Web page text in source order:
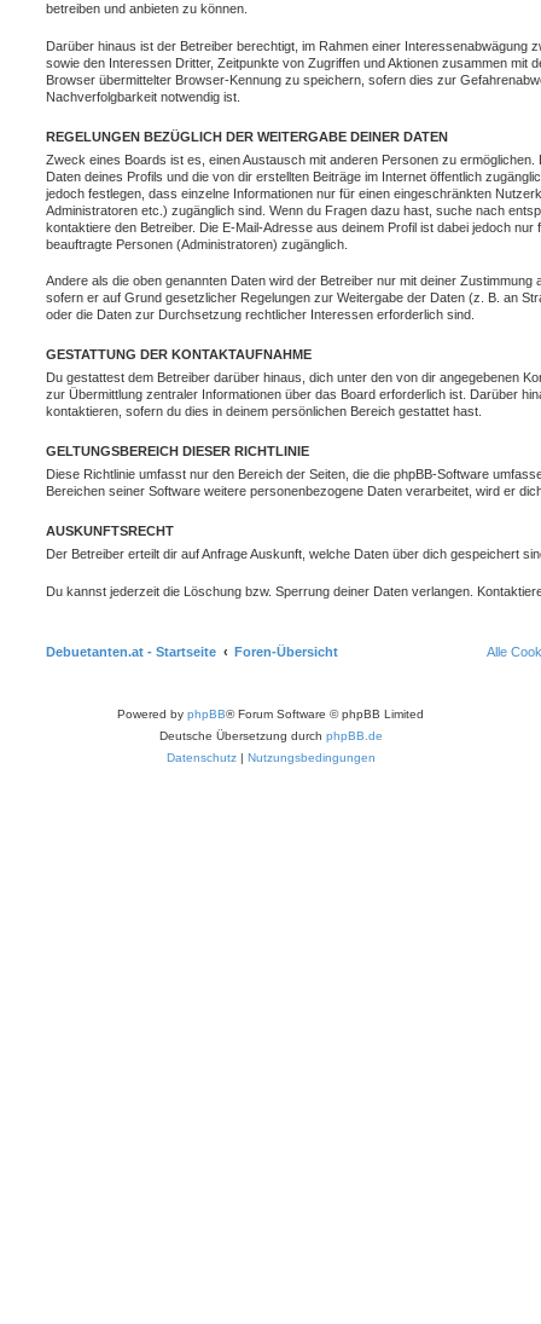
betreiben und anbieten zu können.
Darüber hinaus ist der Betreiber berechtigt, im Rahmen einer Interessenabwägung
sowie den Interessen Dritter, Zeitpunkte von Zugriffen und Aktionen zusammen mit
Browser übermittelter Browser-Kennung zu speichern, sofern dies zur
Nachverfolgbarkeit notwendig ist.
REGELUNGEN BEZÜGLICH DER WEITERGABE DEINER DATEN
Zweck eines Boards ist es, einen Austausch mit anderen Personen zu
Daten deines Profils und die von dir erstellten Beiträge im Internet öffentlich
jedoch festlegen, dass einzelne Informationen nur für einen eingeschränkten
Administratoren etc.) zugänglich sind. Wenn du Fragen dazu hast, suche nach
kontaktiere den Betreiber. Die E-Mail-Adresse aus deinem Profil ist dabei jedoch nur
beauftragte Personen (Administratoren) zugänglich.
Andere als die oben genannten Daten wird der Betreiber nur mit deiner Zustimmung
sofern er auf Grund gesetzlicher Regelungen zur Weitergabe der Daten (z. B. an
oder die Daten zur Durchsetzung rechtlicher Interessen erforderlich sind.
GESTATTUNG DER KONTAKTAUFNAHME
Du gestattest dem Betreiber darüber hinaus, dich unter den von dir angegebenen
zur Übermittlung zentraler Informationen über das Board erforderlich ist. Darüber
kontaktieren, sofern du dies in deinem persönlichen Bereich gestattet hast.
GELTUNGSBEREICH DIESER RICHTLINIE
Diese Richtlinie umfasst nur den Bereich der Seiten, die die phpBB-Software
Bereichen seiner Software weitere personenbezogene Daten verarbeitet, wird er
AUSKUNFTSRECHT
Der Betreiber erteilt dir auf Anfrage Auskunft, welche Daten über dich gespeichert
Du kannst jederzeit die Löschung bzw. Sperrung deiner Daten verlangen.
Debuetanten.at - Startseite Foren-Übersicht Alle
Powered by phpBB® Forum Software © phpBB Limited
Deutsche Übersetzung durch phpBB.de
Datenschutz| Nutzungsbedingungen